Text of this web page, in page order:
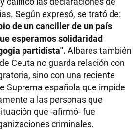
Según expresó, se trató de:
de un canciller de un país
esperamos solidaridad
partidista". Albares también
Ceuta no guarda relación con
sino con una reciente
Suprema española que impide
a las personas que
que -afirmó- fue
criminales.